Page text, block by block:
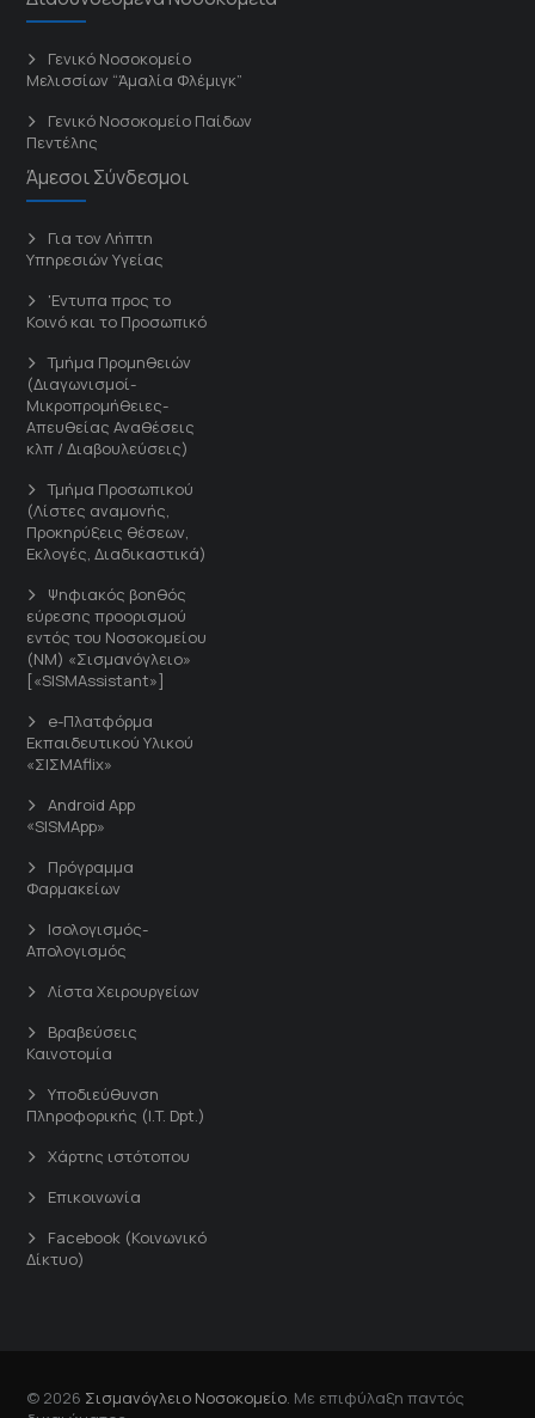
Γενικό Νοσοκομείο
Μελισσίων “Άμαλία Φλέμιγκ”
Γενικό Νοσοκομείο Παίδων
Πεντέλης
Άμεσοι Σύνδεσμοι
Για τον Λήπτη
Υπηρεσιών Υγείας
'Εντυπα προς το
Κοινό και το Προσωπικό
Τμήμα Προμηθειών
(Διαγωνισμοί-
Μικροπρομήθειες-
Απευθείας Αναθέσεις
κλπ / Διαβουλεύσεις)
Τμήμα Προσωπικού
(Λίστες αναμονής,
Προκηρύξεις θέσεων,
Εκλογές, Διαδικαστικά)
Ψηφιακός βοηθός
εύρεσης προορισμού
εντός του Νοσοκομείου
(ΝΜ) «Σισμανόγλειο»
[«SISMAssistant»]
e-Πλατφόρμα
Εκπαιδευτικού Υλικού
«ΣΙΣΜΑflix»
Android App
«SISMApp»
Πρόγραμμα
Φαρμακείων
Ισολογισμός-
Απολογισμός
Λίστα Χειρουργείων
Βραβεύσεις
Καινοτομία
Υποδιεύθυνση
Πληροφορικής (I.T. Dpt.)
Χάρτης ιστότοπου
Επικοινωνία
Facebook (Κοινωνικό
Δίκτυο)
© 2026 Σισμανόγλειο Νοσοκομείο . Με επιφύλαξη παντός